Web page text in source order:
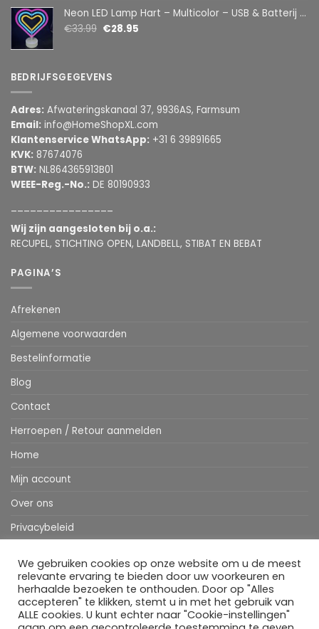
Neon LED Lamp Hart – Multicolor – USB & Batterij – Hartvormige Sfeerlamp – Kinderkamer & Slaapkamer – 25,2 x 23 cm
€33.99 €28.95
BEDRIJFSGEGEVENS
Adres: Afwateringskanaal 37, 9936AS, Farmsum
Email: info@HomeShopXL.com
Klantenservice WhatsApp: +31 6 39891665
KVK: 87674076
BTW: NL864365913B01
WEEE-Reg.-No.: DE 80190933
Wij zijn aangesloten bij o.a.:
RECUPEL, STICHTING OPEN, LANDBELL, STIBAT EN BEBAT
PAGINA’S
Afrekenen
Algemene voorwaarden
Bestelinformatie
Blog
Contact
Herroepen / Retour aanmelden
Home
Mijn account
Over ons
Privacybeleid
Winkelwagen
Stripe MasterCard
IDeal BancontactKlarna Apple Visa
We gebruiken cookies op onze website om u de meest
relevante ervaring te bieden door uw voorkeuren en
herhaalde bezoeken te onthouden. Door op "Alles
accepteren" te klikken, stemt u in met het gebruik van
ALLE cookies. U kunt echter naar "Cookie-instellingen"